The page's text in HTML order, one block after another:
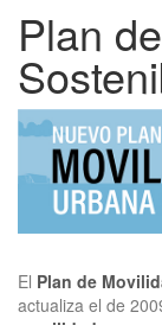
Plan
El Plan de
actualiza el de